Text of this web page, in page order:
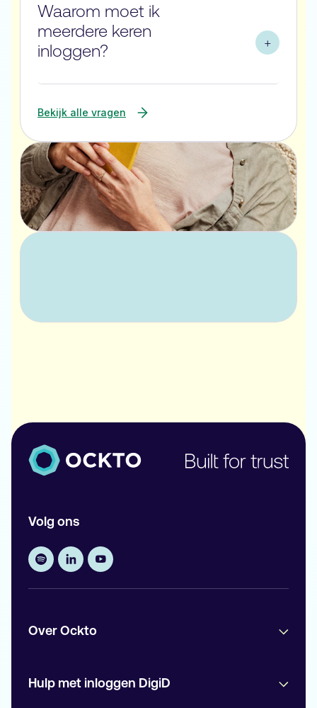
Waarom moet ik
meerdere keren
inloggen?
Bekijk alle vragen
Over Ockto
Hulp met inloggen DigiD
Volg ons